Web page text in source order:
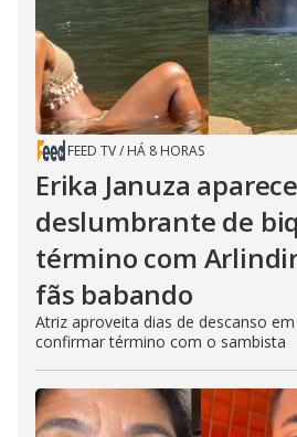
FEED TV/ HÁ 8 HORAS
Erika Januza aparece
deslumbrante de
término com
fãs babando
Atriz aproveita dias de descanso
confirmar término com o sambista